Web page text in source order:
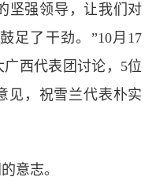
坚强领导，让我们对
足了干劲。”10月17
西代表团讨论，5位
见，祝雪兰代表朴实
意志。